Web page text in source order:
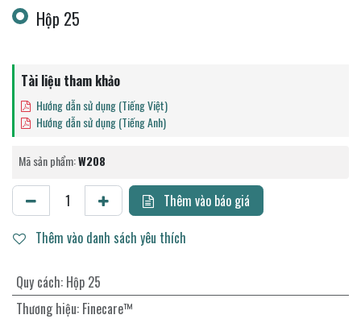
Hộp 25
Tài liệu tham khảo
Hướng dẫn sử dụng (Tiếng Việt)
Hướng dẫn sử dụng (Tiếng Anh)
Mã sản phẩm:W208
Thêm vào báo giá
Thêm vào danh sách yêu thích
Quy cách: Hộp 25
Thương hiệu: Finecare™